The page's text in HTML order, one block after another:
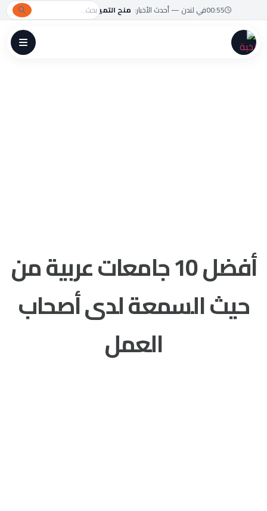
00:55في لندن — أحدث الأخبار: منح التميز الأكاديمي متاحة بتغطية كاملة تصل إلى
أفضل 10 جامعات عربية من
حيث السمعة لدى أصحاب
العمل